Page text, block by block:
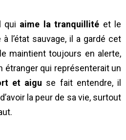
qui aime la tranquillité et le
l’état sauvage, il a gardé cet
maintient toujours en alerte,
étranger qui représenterait un
et aigu se fait entendre, il
la peur de sa vie, surtout